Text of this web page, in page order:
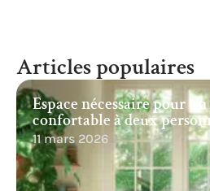
Articles populaires
Espace nécessaire pour
confortable à deux
11 mars 2026